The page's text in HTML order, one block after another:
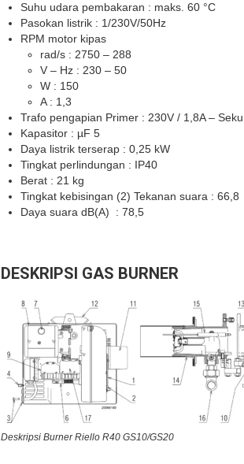
Suhu udara pembakaran : maks. 60 °C
Pasokan listrik : 1/230V/50Hz
RPM motor kipas
rad/s : 2750 – 288
V – Hz : 230 – 50
W : 150
A : 1,3
Trafo pengapian Primer : 230V / 1,8A –
Kapasitor : µF 5
Daya listrik terserap : 0,25 kW
Tingkat perlindungan : IP40
Berat : 21 kg
Tingkat kebisingan (2) Tekanan suara : 66,8
Daya suara dB(A) : 78,5
DESKRIPSI GAS BURNER
Deskripsi Burner Riello R40 GS10/GS20